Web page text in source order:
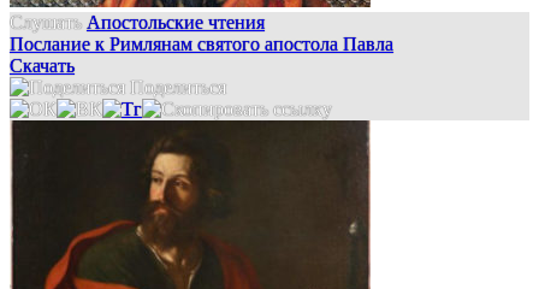
Слушать Апостольские чтения
Послание к Римлянам святого апостола Павла
Скачать
Поделиться